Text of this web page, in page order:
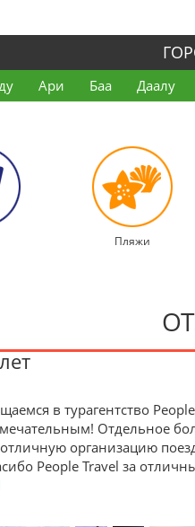
Ари Баа Даалу
Пляжи
в турагентство
Отдельное
организацию
People Travel за